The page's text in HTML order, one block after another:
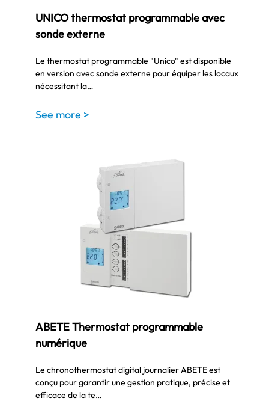
UNICO thermostat programmable avec
sonde externe
Le thermostat programmable "Unico" est disponible
en version avec sonde externe pour équiper les locaux
nécessitant la…
See more >
ABETE Thermostat programmable
numérique
Le chronothermostat digital journalier ABETE est
conçu pour garantir une gestion pratique, précise et
efficace de la te…